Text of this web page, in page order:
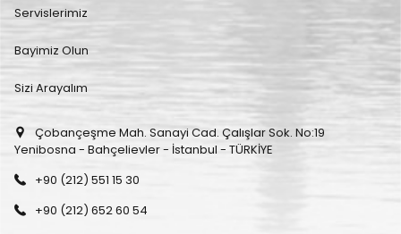
Servislerimiz
Bayimiz Olun
Sizi Arayalım
Çobançeşme Mah. Sanayi Cad. Çalışlar Sok. No:19
Yenibosna - Bahçelievler - İstanbul - TÜRKİYE
+90 (212) 551 15 30
+90 (212) 652 60 54